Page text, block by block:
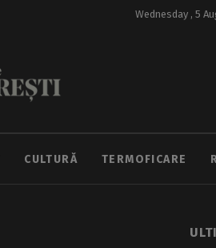
Wednesday , 5
CULTURĂ TERMOFICARE